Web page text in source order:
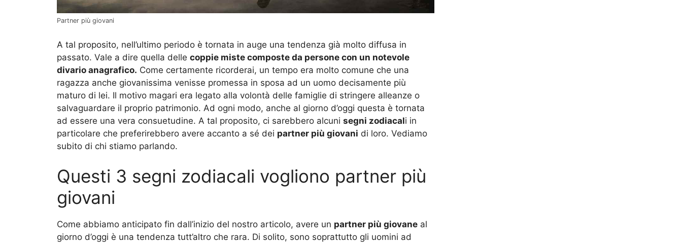
Partner più giovani
A tal proposito, nell’ultimo periodo è tornata in auge una tendenza già molto diffusa in
passato. Vale a dire quella delle coppie miste composte da persone con un notevole
divario anagrafico. Come certamente ricorderai, un tempo era molto comune che una
ragazza anche giovanissima venisse promessa in sposa ad un uomo decisamente più
maturo di lei. Il motivo magari era legato alla volontà delle famiglie di stringere alleanze o
salvaguardare il proprio patrimonio. Ad ogni modo, anche al giorno d’oggi questa è tornata
ad essere una vera consuetudine. A tal proposito, ci sarebbero alcuni segni zodiacali in
particolare che preferirebbero avere accanto a sé dei partner più giovani di loro. Vediamo
subito di chi stiamo parlando.
Questi 3 segni zodiacali vogliono partner più
giovani
Come abbiamo anticipato fin dall’inizio del nostro articolo, avere un partner più giovane al
giorno d’oggi è una tendenza tutt’altro che rara. Di solito, sono soprattutto gli uomini ad